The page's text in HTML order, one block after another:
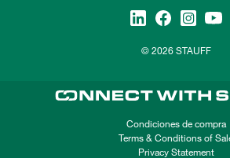
© 2026 STAUFF
Condiciones de compra
Terms & Conditions of
Privacy Statement